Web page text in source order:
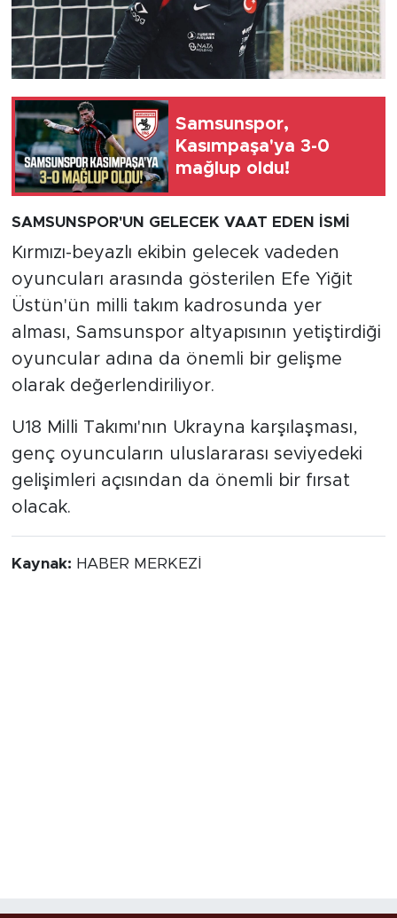
Samsunspor,
Kasımpaşa'ya 3-0
mağlup oldu!
SAMSUNSPOR'UN GELECEK VAAT EDEN İSMİ
Kırmızı-beyazlı ekibin gelecek vadeden
oyuncuları arasında gösterilen Efe Yiğit
Üstün'ün milli takım kadrosunda yer
alması, Samsunspor altyapısının yetiştirdiği
oyuncular adına da önemli bir gelişme
olarak değerlendiriliyor.
U18 Milli Takımı'nın Ukrayna karşılaşması,
genç oyuncuların uluslararası seviyedeki
gelişimleri açısından da önemli bir fırsat
olacak.
Kaynak: HABER MERKEZİ